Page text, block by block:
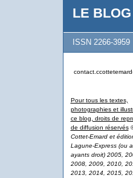
LE
ISSN 2266-3959
Pour tous les textes,
photographies et
ce blog, droits de
de diffusion réservés
Cottet-Emard et
Lagune-Express (ou
ayants droit) 2005,
2008, 2009, 2010,
2013, 2014, 2015,